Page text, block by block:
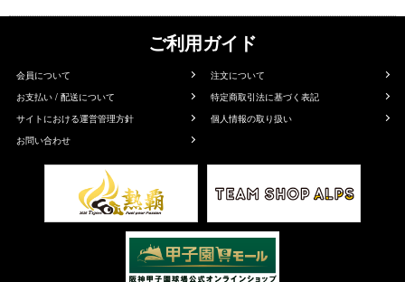
ご利用ガイド
会員について
注文について
お支払い / 配送について
特定商取引法に基づく表記
サイトにおける運営管理方針
個人情報の取り扱い
お問い合わせ